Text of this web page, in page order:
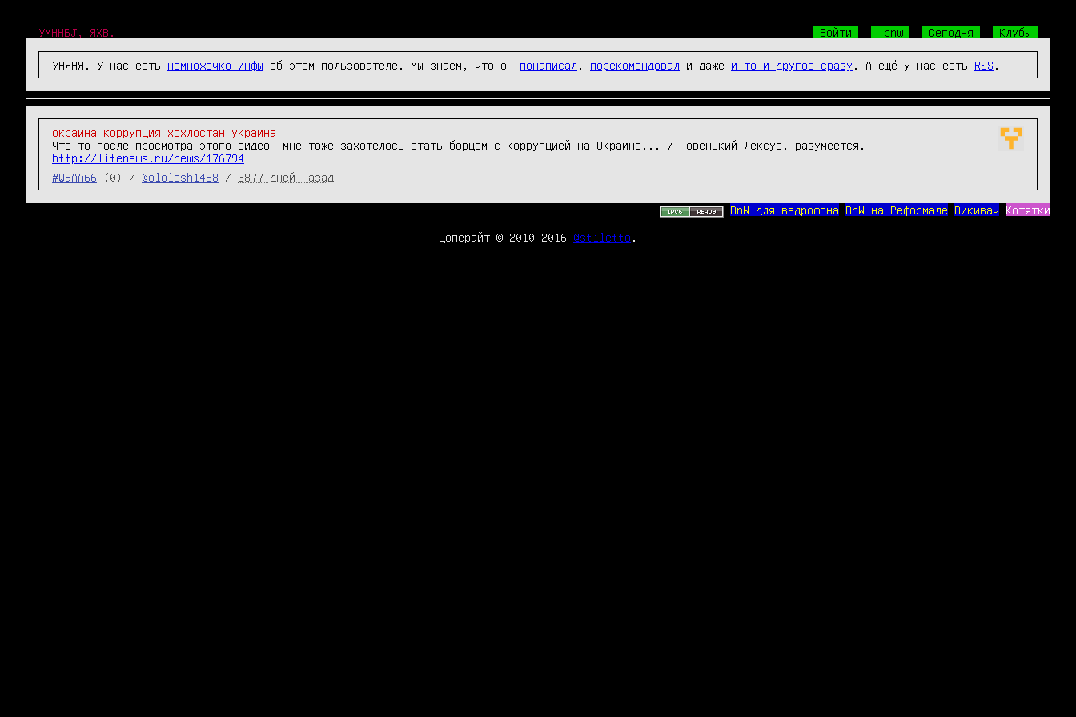
УМННБJ, ЯХВ. Войти !bnw Сегодня Клубы
УНЯНЯ. У нас есть немножечко инфы об этом пользователе. Мы знаем, что он понаписал порекомендовал и даже и то и другое сразу . А ещё у нас есть RSS
окраина коррупция хохлостан
украина
http://lifenews.ru/news/176794
#Q9AA66
(0) / @ololosh1488 / 3877 дней назад
BnW для ведрофона BnW на Реформале Викивач Котятки
Цоперайт © 2010-2016 @stiletto